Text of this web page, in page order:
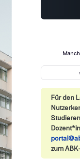
Zum Hauptinhalt
Für den
zum